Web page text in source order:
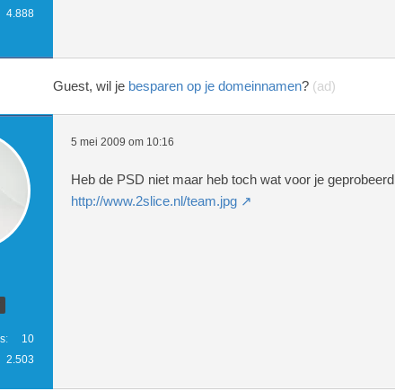
4.888
Guest, wil je besparen op je domeinnamen? (ad)
10
2.503
5 mei 2009 om 10:16
Heb de PSD niet maar heb toch wat voor je geprobeerd
http://www.2slice.nl/team.jpg